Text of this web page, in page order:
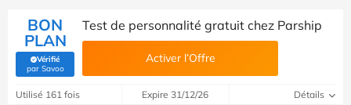
BON
PLAN
Vérifié
par Savoo(Vérifié par Savoo)
Test de personnalité gratuit chez Parship
Activer l’Offre
Utilisé 161 fois Expire 31/12/26 Détails